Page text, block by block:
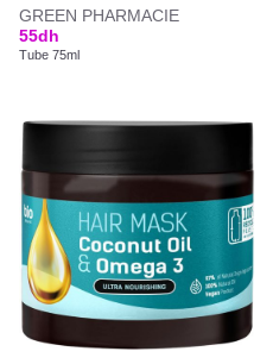
GREEN PHARMACIE
55dh
Tube 75ml